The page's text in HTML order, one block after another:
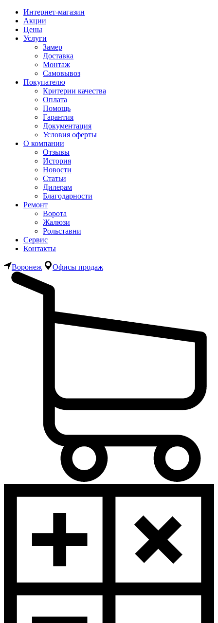
Интернет-магазин
Акции
Цены
Услуги
Замер
Доставка
Монтаж
Самовывоз
Покупателю
Критерии качества
Оплата
Помощь
Гарантия
Документация
Условия оферты
О компании
Отзывы
История
Новости
Статьи
Дилерам
Благодарности
Ремонт
Ворота
Жалюзи
Рольставни
Сервис
Контакты
Воронеж Офисы продаж